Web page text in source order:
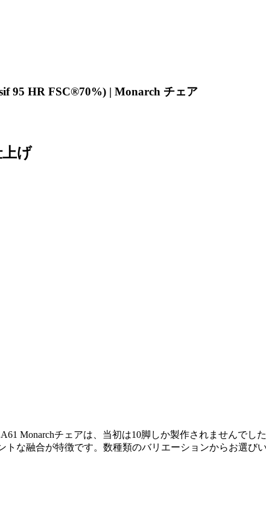
95 HR FSC®70%) | Monarch チェア
げ
Monarchチェアは、当初は10脚しか製作されませんで
な融合が特徴です。数種類のバリエーションからお選びい